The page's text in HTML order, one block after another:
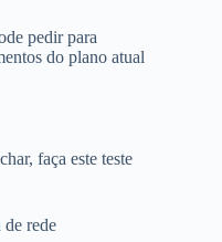
pedir para
do plano atual
faça este teste
de rede